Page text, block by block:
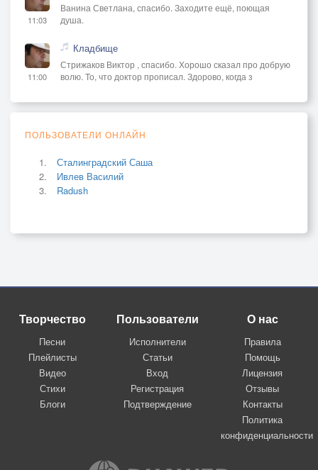
11:03
Ванина Светлана, спасибо. Заходите ещё, поющая
душа.
11:00
Кладбище
Стрижаков Виктор , спасибо. Хорошо сказал про добрую
волю. То, что доктор прописал. Здорово, когда з
ПОЛЬЗОВАТЕЛИ ОНЛАЙН
Сталинградский Саша
Ивлев Василий
Radush
Творчество
Песни
Плейлисты
Видео
Стихи
Блоги
Пользователи
Исполнители
Статьи
Вход
Регистрация
Подтверждение
О нас
Правила
Помощь
Лицензия
Отзывы
Контакты
Политика
конфиденциальности